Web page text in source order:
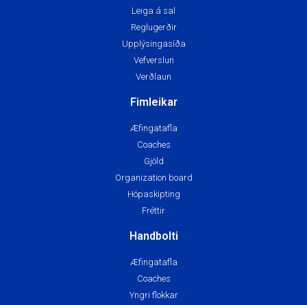
Leiga á sal
Reglugerðir
Upplýsingasíða
Vefverslun
Verðlaun
Fimleikar
Æfingatafla
Coaches
Gjöld
Organization board
Hópaskipting
Fréttir
Handbolti
Æfingatafla
Coaches
Yngri flokkar